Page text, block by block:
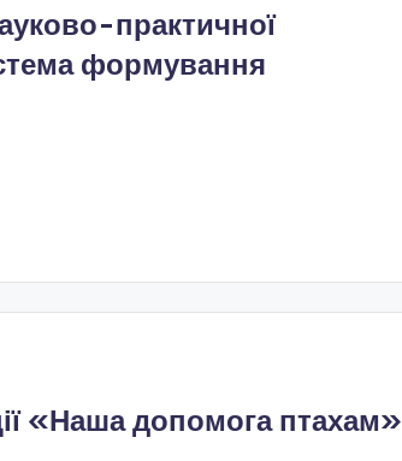
практичної
формування
«Наша допомога птахам»